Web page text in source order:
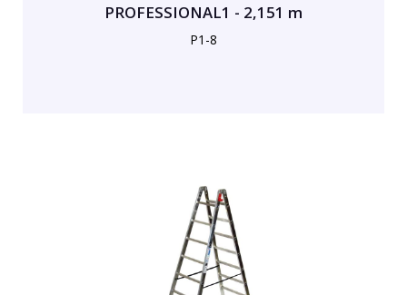
PROFESSIONAL1 - 2,151 m
P1-8